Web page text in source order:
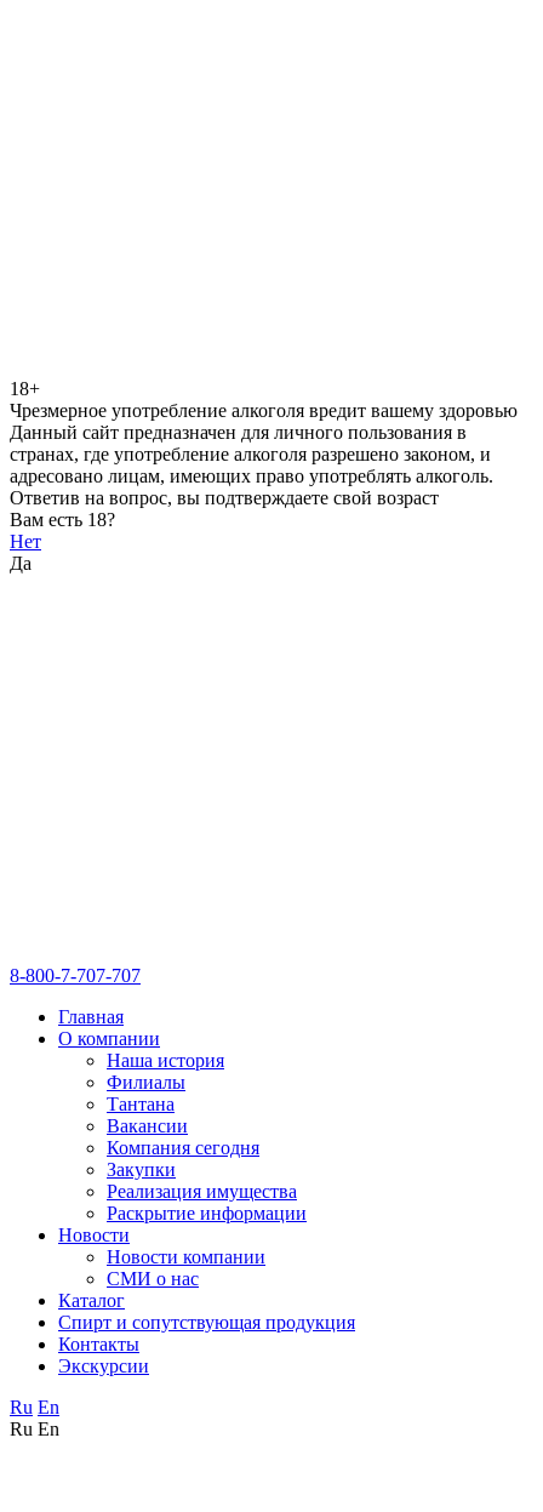
18+
Чрезмерное употребление алкоголя вредит вашему здоровью
Данный сайт предназначен для личного пользования в
странах, где употребление алкоголя разрешено законом, и
адресовано лицам, имеющих право употреблять алкоголь.
Ответив на вопрос, вы подтверждаете свой возраст
Вам есть 18?
Нет
Да
8-800-7-707-707
Главная
О компании
Наша история
Филиалы
Тантана
Вакансии
Компания сегодня
Закупки
Реализация имущества
Раскрытие информации
Новости
Новости компании
СМИ о нас
Каталог
Спирт и сопутствующая продукция
Контакты
Экскурсии
Ru En
Ru En